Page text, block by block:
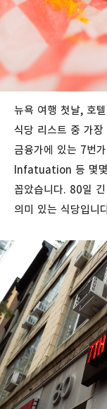
뉴욕 여행 첫날, 호텔
식당 리스트 중 가장
금융가에 있는 7번가
Infatuation 등 몇몇
꼽았습니다. 80일 긴
의미 있는 식당입니